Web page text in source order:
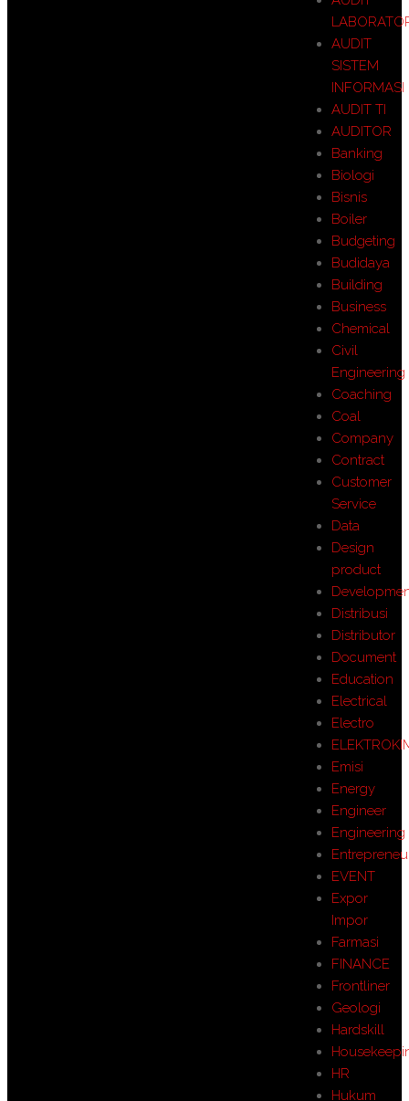
AUDIT
SISTEM
INFORMASI
AUDIT TI
AUDITOR
Banking
Biologi
Bisnis
Boiler
Budgeting
Budidaya
Building
Business
Chemical
Civil
Engineering
Coaching
Coal
Company
Contract
Customer
Service
Data
Design
product
Distribusi
Distributor
Document
Education
Electrical
Electro
Emisi
Energy
Engineer
Engineering
EVENT
Expor
Impor
Farmasi
FINANCE
Frontliner
Geologi
Hardskill
HR
Hukum